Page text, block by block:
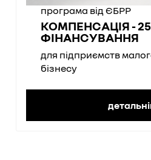
програма від ЄБРР
КОМПЕНСАЦІЯ -
ФІНАНСУВАННЯ
для підприємств
бізнесу